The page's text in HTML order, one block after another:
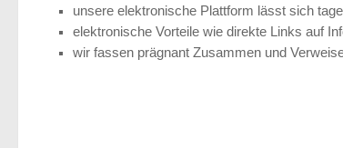
unsere elektronische Plattform lässt sich
elektronische Vorteile wie direkte Links auf
wir fassen prägnant Zusammen und